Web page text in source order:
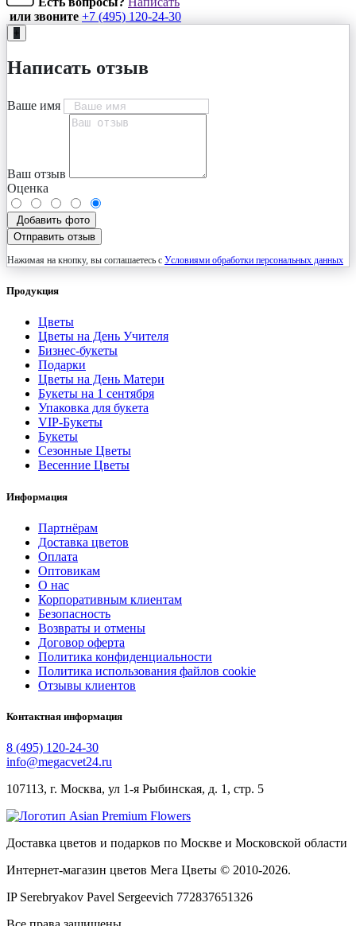
или звоните +7 (495) 120-24-30
+
Написать отзыв
Ваше имя
Ваш отзыв
Оценка
Добавить фото
Отправить отзыв
Нажимая на кнопку, вы соглашаетесь с Условиями обработки персональных данных
Продукция
Цветы
Цветы на День Учителя
Бизнес-букеты
Подарки
Цветы на День Матери
Букеты на 1 сентября
Упаковка для букета
VIP-Букеты
Букеты
Сезонные Цветы
Весенние Цветы
Информация
Партнёрам
Доставка цветов
Оплата
Оптовикам
О нас
Корпоративным клиентам
Безопасность
Возвраты и отмены
Договор оферта
Политика конфиденциальности
Политика использования файлов cookie
Отзывы клиентов
Контактная информация
8 (495) 120-24-30
info@megacvet24.ru
107113, г. Москва, ул 1-я Рыбинская, д. 1, стр. 5
Доставка цветов и подарков по Москве и Московской области
Интернет-магазин цветов Мега Цветы © 2010-2026.
IP Serebryakov Pavel Sergeevich 772837651326